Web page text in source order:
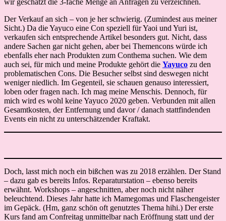
Der Verkauf an sich – von je her schwierig. (Zumindest aus meiner
Sicht.) Da die Yayuco eine Con speziell für Yaoi und Yuri ist,
verkaufen sich entsprechende Artikel besonders gut. Nicht, dass
andere Sachen gar nicht gehen, aber bei Themencons würde ich
ebenfalls eher nach Produkten zum Conthema suchen. Wie dem
auch sei, für mich und meine Produkte gehört die Yayuco zu den
problematischen Cons. Die Besucher selbst sind deswegen nicht
weniger niedlich. Im Gegenteil, sie schauen genauso interessiert,
loben oder fragen nach. Ich mag meine Menschis. Dennoch, für
mich wird es wohl keine Yayuco 2020 geben. Verbunden mit allen
Gesamtkosten, der Entfernung und davor / danach stattfindenden
Events ein nicht zu unterschätzender Kraftakt.
Doch, lasst mich noch ein bißchen was zu 2018 erzählen. Der Stand
– dazu gab es bereits Infos. Reparaturstation – ebenso bereits
erwähnt. Workshops – angeschnitten, aber noch nicht näher
beleuchtend. Dieses Jahr hatte ich Mamegomas und Flaschengeister
im Gepäck. (Hm, ganz schön oft genutztes Thema hihi.) Der erste
Kurs fand am Confreitag unmittelbar nach Eröffnung statt und der